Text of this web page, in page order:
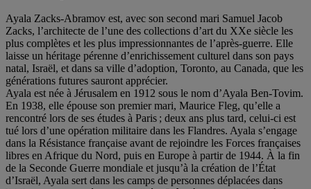
Ayala Zacks-Abramov est, avec son second mari Samuel Jacob
Zacks, l’architecte de l’une des collections d’art du XXe siècle les
plus complètes et les plus impressionnantes de l’après-guerre. Elle
laisse un héritage pérenne d’enrichissement culturel dans son pays
natal, Israël, et dans sa ville d’adoption, Toronto, au Canada, que les
générations futures sauront apprécier.
Ayala est née à Jérusalem en 1912 sous le nom d’Ayala Ben-Tovim.
En 1938, elle épouse son premier mari, Maurice Fleg, qu’elle a
rencontré lors de ses études à Paris ; deux ans plus tard, celui-ci est
tué lors d’une opération militaire dans les Flandres. Ayala s’engage
dans la Résistance française avant de rejoindre les Forces françaises
libres en Afrique du Nord, puis en Europe à partir de 1944. À la fin
de la Seconde Guerre mondiale et jusqu’à la création de l’État
d’Israël, Ayala sert dans les camps de personnes déplacées dans